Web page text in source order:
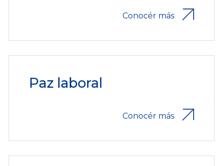
Conocér más
Paz laboral
Conocér más